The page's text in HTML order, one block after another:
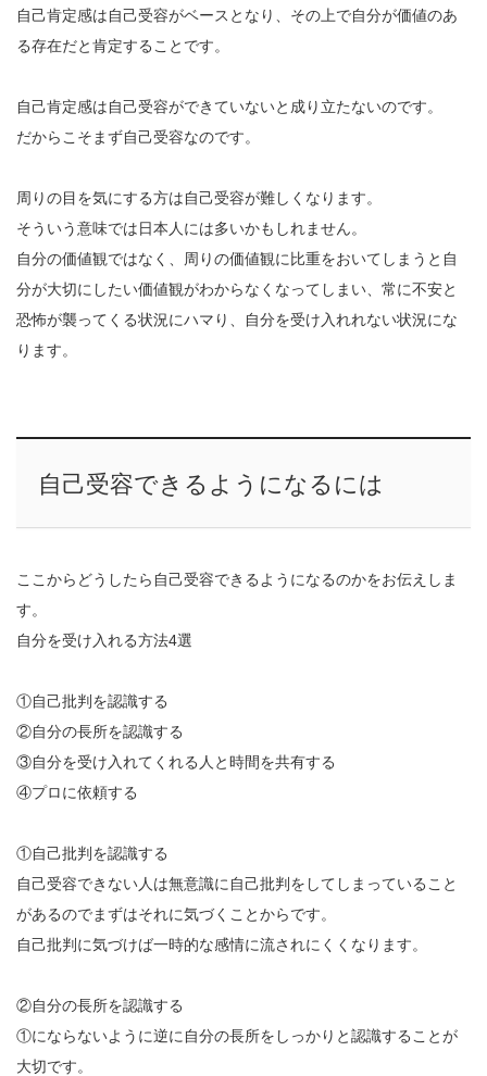
自己肯定感は自己受容がベースとなり、その上で自分が価値のあ
る存在だと肯定することです。
自己肯定感は自己受容ができていないと成り立たないのです。
だからこそまず自己受容なのです。
周りの目を気にする方は自己受容が難しくなります。
そういう意味では日本人には多いかもしれません。
自分の価値観ではなく、周りの価値観に比重をおいてしまうと自
分が大切にしたい価値観がわからなくなってしまい、常に不安と
恐怖が襲ってくる状況にハマり、自分を受け入れれない状況にな
ります。
自己受容できるようになるには
ここからどうしたら自己受容できるようになるのかをお伝えしま
す。
自分を受け入れる方法4選
①自己批判を認識する
②自分の長所を認識する
③自分を受け入れてくれる人と時間を共有する
④プロに依頼する
①自己批判を認識する
自己受容できない人は無意識に自己批判をしてしまっていること
があるのでまずはそれに気づくことからです。
自己批判に気づけば一時的な感情に流されにくくなります。
②自分の長所を認識する
①にならないように逆に自分の長所をしっかりと認識することが
大切です。